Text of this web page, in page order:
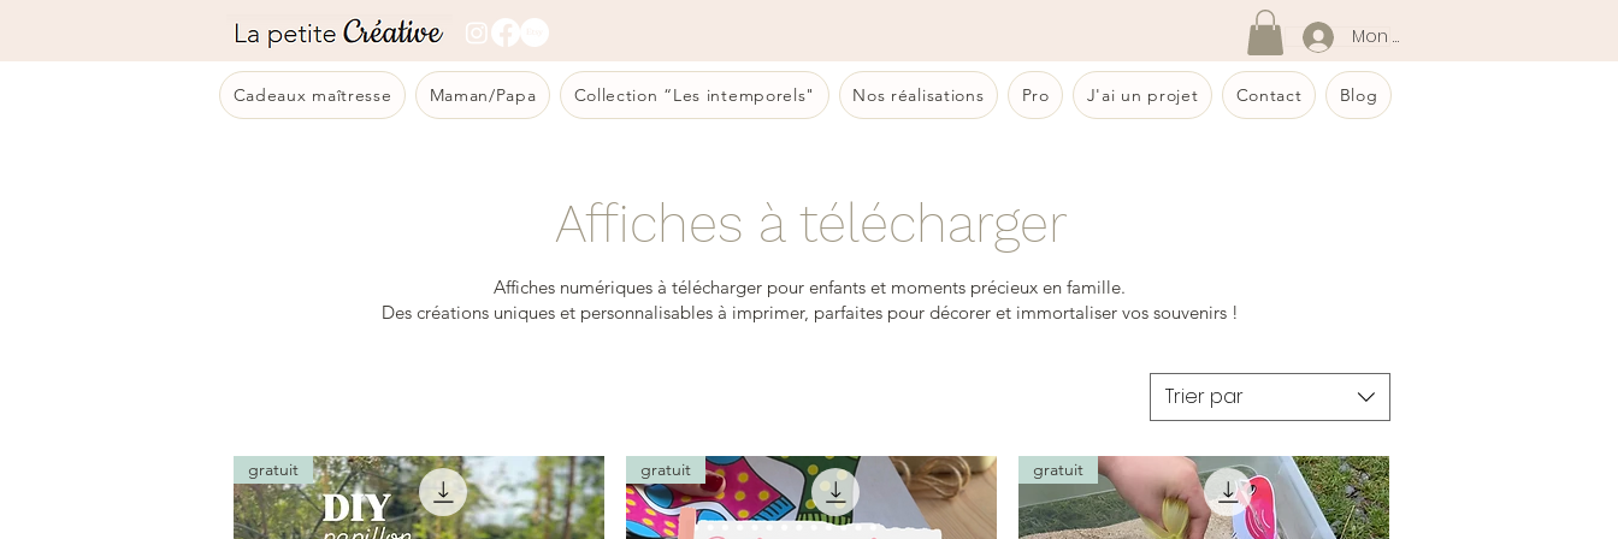
Mon compte
Cadeaux maîtresse Maman/Papa Collection “Les intemporels" Nos réalisations Pro J'ai un projet Contact Blog
Affiches à télécharger
Affiches numériques à télécharger pour enfants et moments précieux en famille.
Des créations uniques et personnalisables à imprimer, parfaites pour décorer et immortaliser vos souvenirs !
Trier par
gratuit gratuit gratuit